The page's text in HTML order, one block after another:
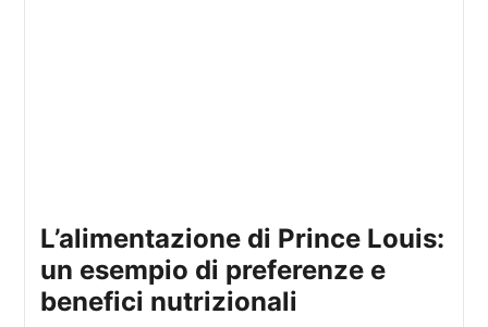
l’alimentazione di Prince Louis:
un esempio di preferenze e
benefici nutrizionali